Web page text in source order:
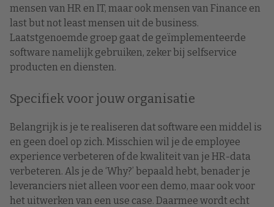
mensen van HR en IT, maar ook mensen van Finance en
last but not least mensen uit de business.
Laatstgenoemde groep gaat de geïmplementeerde
software namelijk gebruiken, zeker bij selfservice
producten en diensten.
Specifiek voor jouw organisatie
Belangrijk is je te realiseren dat software een middel is
en geen doel op zich. Misschien wil je de employee
experience verbeteren of de kwaliteit van je HR-data
verbeteren. Als je de ‘Why?’ bepaald hebt, benader je
leveranciers niet alleen voor een demo, maar ook voor
het uitwerken van een use case. Daarmee wordt echt